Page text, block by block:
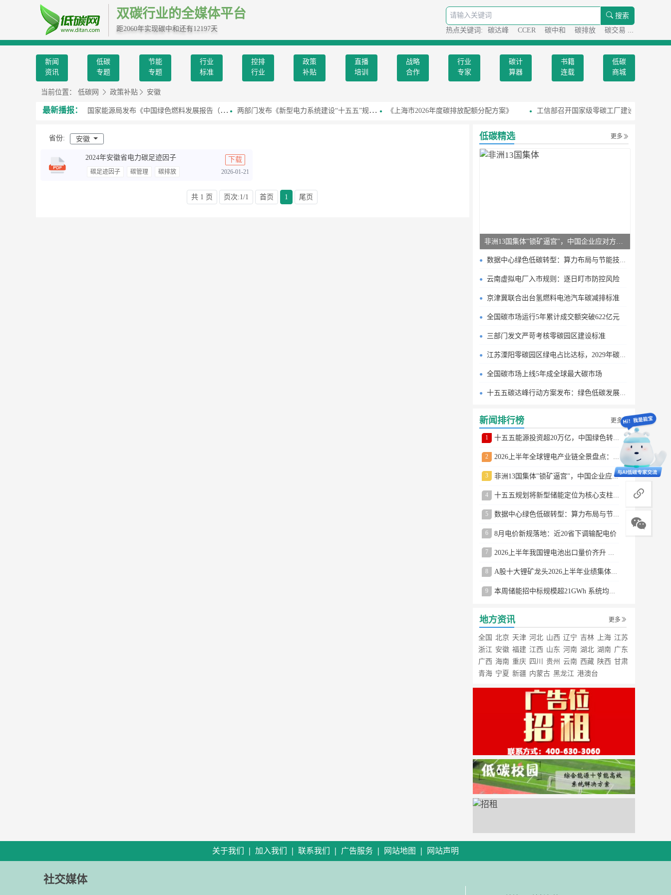
双碳行业的全媒体平台
距2060年实现碳中和还有12197天
搜索
热点关键词:
碳达峰 CCER 碳中和 碳排放 碳交易
新闻
资讯
低碳
专题
节能
专题
行业
标准
控排
行业
政策
补贴
直播
培训
战略
合作
行业
专家
碳计
算器
书籍
连载
低碳
商城
当前位置： 低碳网 政策补贴 安徽
最新播报：
能源”，指的是什么？ 国家能源局发布《中国绿色燃料发展报告（2026）》 两部门发布《新型电力系统建设“十五五”规划》 《上海市2026年度碳排放配额分配方案》 工信部召开国家级零碳工厂建设工作座谈会
省份: 安徽
2024年安徽省电力碳足迹因子
碳足迹因子 碳管理 碳排放
下载
2026-01-21
共 1 页 页次:1/1 首页 1 尾页
低碳精选 更多
非洲13国集体"锁矿逼宫"，中国企业应对方案曝光
数据中心绿色低碳转型：算力布局与节能技术突破
云南虚拟电厂入市规则：逐日盯市防控风险
京津冀联合出台氢燃料电池汽车碳减排标准
全国碳市场运行5年累计成交额突破622亿元
三部门发文严苛考核零碳园区建设标准
江苏溧阳零碳园区绿电占比达标，2029年碳排目标明确
全国碳市场上线5年成全球最大碳市场
十五五碳达峰行动方案发布：绿色低碳发展路线图
新闻排行榜 更多
1 十五五能源投资超20万亿，中国绿色转型提速
2 2026上半年全球锂电产业链全景盘点：储能爆发、整车出口高增、材料供需分化
3 非洲13国集体"锁矿逼宫"，中国企业应对方案曝光
4 十五五规划将新型储能定位为核心支柱产业
5 数据中心绿色低碳转型：算力布局与节能技术突破
6 8月电价新规落地：近20省下调输配电价
7 2026上半年我国锂电池出口量价齐升 德国成最大市场
8 A股十大锂矿龙头2026上半年业绩集体大涨
9 本周储能招中标规模超21GWh 系统均价0.79元/Wh
地方资讯 更多
全国 北京 天津 河北 山西 辽宁 吉林 上海 江苏
浙江 安徽 福建 江西 山东 河南 湖北 湖南 广东
广西 海南 重庆 四川 贵州 云南 西藏 陕西 甘肃
青海 宁夏 新疆 内蒙古 黑龙江 港澳台
关于我们 加入我们 联系我们 广告服务 网站地图 网站声明
社交媒体